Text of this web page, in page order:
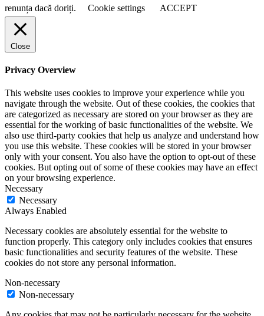
renunța dacă doriți.
Cookie settings ACCEPT
Close
Privacy Overview
This website uses cookies to improve your experience while you
navigate through the website. Out of these cookies, the cookies that
are categorized as necessary are stored on your browser as they are
essential for the working of basic functionalities of the website. We
also use third-party cookies that help us analyze and understand how
you use this website. These cookies will be stored in your browser
only with your consent. You also have the option to opt-out of these
cookies. But opting out of some of these cookies may have an effect
on your browsing experience.
Necessary
Necessary
Always Enabled
Necessary cookies are absolutely essential for the website to
function properly. This category only includes cookies that ensures
basic functionalities and security features of the website. These
cookies do not store any personal information.
Non-necessary
Non-necessary